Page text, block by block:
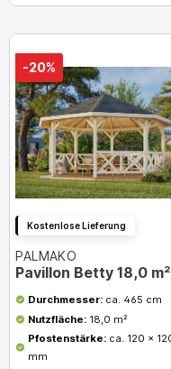
-20%
Kostenlose Lieferung
PALMAKO
Pavillon Betty 18,0 m²
Durchmesser:ca. 465 cm
Nutzfläche:18,0 m²
Pfostenstärke:ca. 120 x
mm